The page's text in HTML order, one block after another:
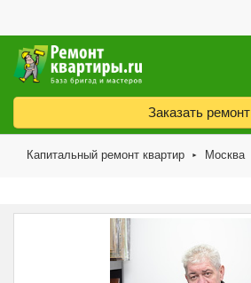
Заказать ремонт
Капитальный ремонт квартир ► Москва